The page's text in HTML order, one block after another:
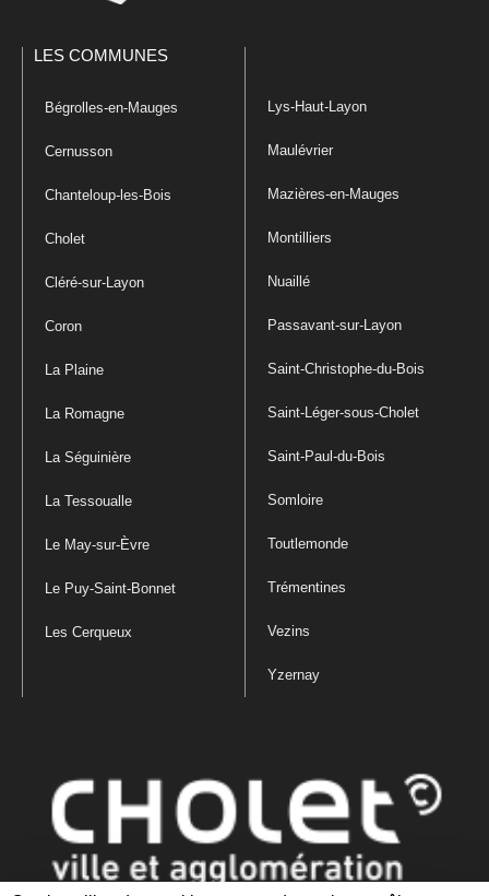
LES COMMUNES
Bégrolles-en-Mauges
Cernusson
Chanteloup-les-Bois
Cholet
Cléré-sur-Layon
Coron
La Plaine
La Romagne
La Séguinière
La Tessoualle
Le May-sur-Èvre
Le Puy-Saint-Bonnet
Les Cerqueux
Lys-Haut-Layon
Maulévrier
Mazières-en-Mauges
Montilliers
Nuaillé
Passavant-sur-Layon
Saint-Christophe-du-Bois
Saint-Léger-sous-Cholet
Saint-Paul-du-Bois
Somloire
Toutlemonde
Trémentines
Vezins
Yzernay